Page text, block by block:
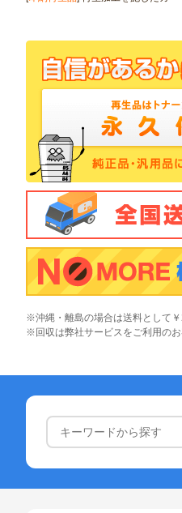
※沖縄・離島の場合は送料として￥
※回収は弊社サービスをご利用のお